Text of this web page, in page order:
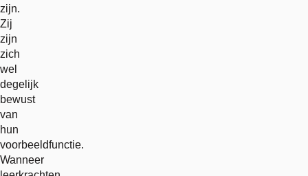
zijn.
Zij
zijn
zich
wel
degelijk
bewust
van
hun
voorbeeldfunctie.
Wanneer